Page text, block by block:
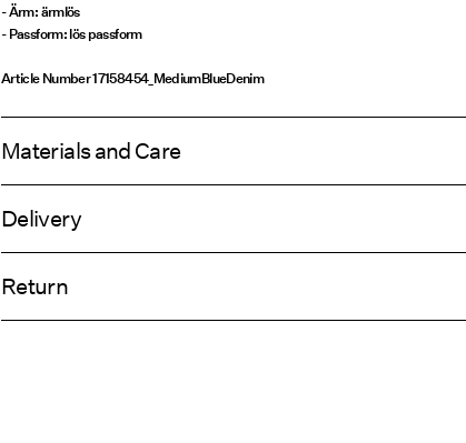
- Ärm: ärmlös
- Passform: lös passform
Article Number17158454_MediumBlueDenim
Materials and Care
Delivery
Return